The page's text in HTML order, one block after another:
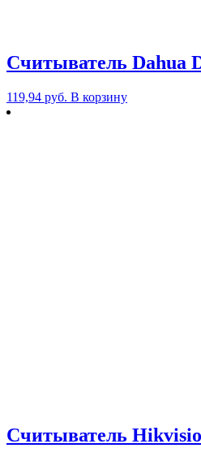
Считыватель Dahua
119,94 руб. В корзину
Считыватель